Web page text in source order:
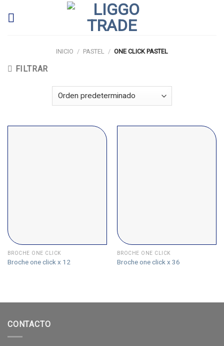
INICIO / PASTEL / ONE CLICK PASTEL
FILTRAR
BROCHE ONE CLICK
Broche one click x 12
BROCHE ONE CLICK
Broche one click x 36
CONTACTO